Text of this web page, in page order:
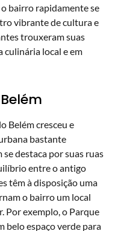
bairro rapidamente se
vibrante de cultura e
trouxeram suas
culinária local e em
Belém cresceu e
bastante
destaca por suas ruas
entre o antigo
têm à disposição uma
o bairro um local
Por exemplo, o Parque
belo espaço verde para